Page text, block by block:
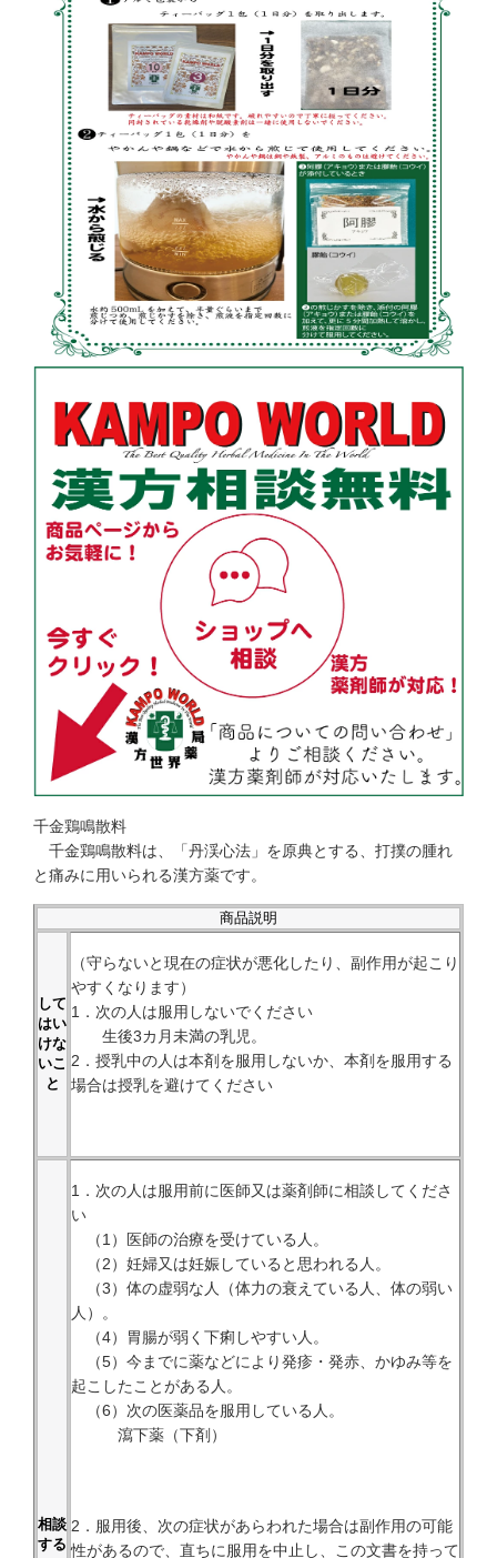
千金鶏鳴散料
千金鶏鳴散料は、「丹渓心法」を原典とする、打撲の腫れ
と痛みに用いられる漢方薬です。
商品説明
して
はい
けな
いこ
と
（守らないと現在の症状が悪化したり、副作用が起こり
やすくなります）
1．次の人は服用しないでください
生後3カ月未満の乳児。
2．授乳中の人は本剤を服用しないか、本剤を服用する
場合は授乳を避けてください
相談
する
1．次の人は服用前に医師又は薬剤師に相談してくださ
い
（1）医師の治療を受けている人。
（2）妊婦又は妊娠していると思われる人。
（3）体の虚弱な人（体力の衰えている人、体の弱い
人）。
（4）胃腸が弱く下痢しやすい人。
（5）今までに薬などにより発疹・発赤、かゆみ等を
起こしたことがある人。
（6）次の医薬品を服用している人。
瀉下薬（下剤）
2．服用後、次の症状があらわれた場合は副作用の可能
性があるので、直ちに服用を中止し、この文書を持って